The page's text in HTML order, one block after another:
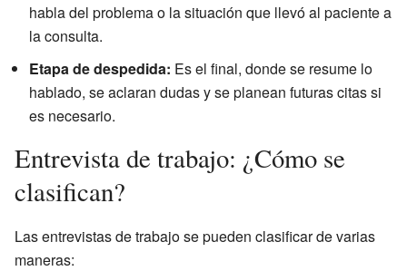
habla del problema o la situación que llevó al paciente a
la consulta.
Etapa de despedida: Es el final, donde se resume lo
hablado, se aclaran dudas y se planean futuras citas si
es necesario.
Entrevista de trabajo: ¿Cómo se
clasifican?
Las entrevistas de trabajo se pueden clasificar de varias
maneras: